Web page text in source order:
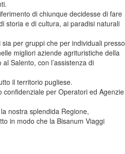
di chiunque decidesse di fare
storia e di cultura, ai paradisi naturali
per gruppi che per individuali presso
migliori aziende agrituristiche della
Salento, con l’assistenza di
il territorio pugliese.
confidenziale per Operatori ed Agenzie
nostra splendida Regione,
in modo che la Bisanum Viaggi